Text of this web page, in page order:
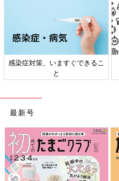
感染症対策、いますぐできるこ
と
最新号